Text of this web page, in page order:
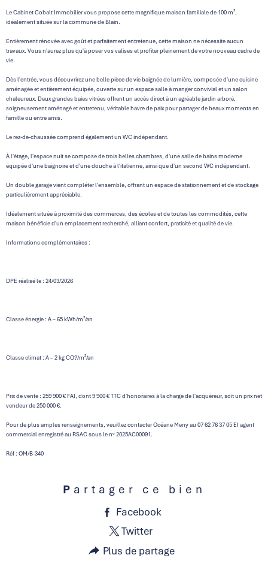
Le Cabinet Cobalt Immobilier vous propose cette magnifique maison familiale de 100 m²,
idéalement située sur la commune de Blain.
Entièrement rénovée avec goût et parfaitement entretenue, cette maison ne nécessite aucun
travaux. Vous n'aurez plus qu'à poser vos valises et profiter pleinement de votre nouveau cadre de
vie.
Dès l'entrée, vous découvrirez une belle pièce de vie baignée de lumière, composée d'une cuisine
aménagée et entièrement équipée, ouverte sur un espace salle à manger convivial et un salon
chaleureux. Deux grandes baies vitrées offrent un accès direct à un agréable jardin arboré,
soigneusement aménagé et entretenu, véritable havre de paix pour partager de beaux moments en
famille ou entre amis.
Le rez-de-chaussée comprend également un WC indépendant.
À l'étage, l'espace nuit se compose de trois belles chambres, d'une salle de bains moderne
équipée d'une baignoire et d'une douche à l'italienne, ainsi que d'un second WC indépendant.
Un double garage vient compléter l'ensemble, offrant un espace de stationnement et de stockage
particulièrement appréciable.
Idéalement située à proximité des commerces, des écoles et de toutes les commodités, cette
maison bénéficie d'un emplacement recherché, alliant confort, praticité et qualité de vie.
Informations complémentaires :
DPE réalisé le : 24/03/2026
Classe énergie : A – 65 kWh/m²/an
Classe climat : A – 2 kg CO?/m²/an
Prix de vente : 259 900 € FAI, dont 9 900 € TTC d'honoraires à la charge de l'acquéreur, soit un prix net
vendeur de 250 000 €.
Pour de plus amples renseignements, veuillez contacter Océane Meny au 07 62 76 37 05 EI agent
commercial enregistré au RSAC sous le n° 2025AC00091.
Réf : OM/B-340
Partager ce bien
Facebook
Twitter
Plus de partage